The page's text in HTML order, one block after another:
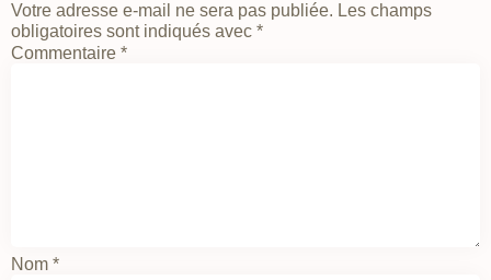
Votre adresse e-mail ne sera pas publiée. Les champs
obligatoires sont indiqués avec *
Commentaire *
Nom *